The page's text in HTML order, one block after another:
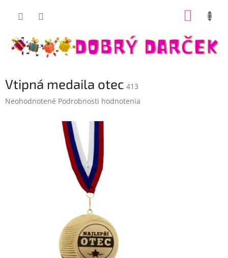
Vtipná medaila otec 413
Priemerné
Neohodnotené Podrobnosti hodnotenia
Dobrý darček